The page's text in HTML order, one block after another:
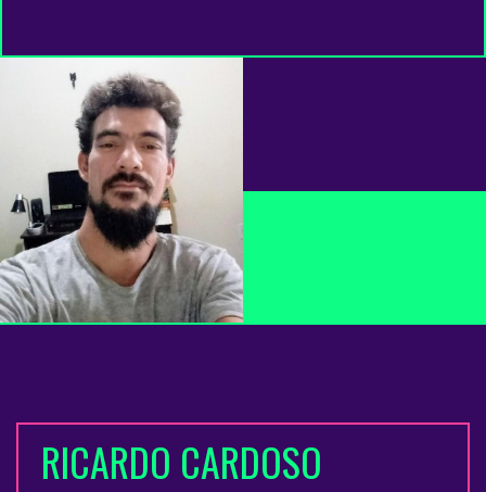
RICARDO CARDOSO